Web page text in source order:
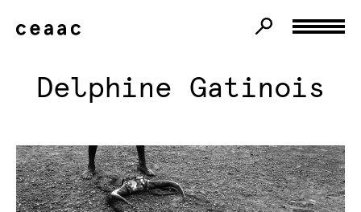
Delphine Gatinois